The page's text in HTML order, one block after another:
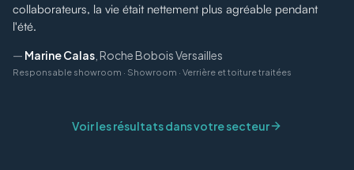
collaborateurs, la vie était nettement plus agréable pendant
l'été.
— Marine Calas Roche Bobois Versailles
Responsable showroom · Showroom · Verrière et toiture traitées
Voir les résultats dans votre secteur